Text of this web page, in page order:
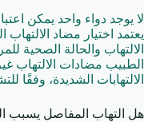
لا يوجد دواء واحد يمكن
يعتمد اختيار مضاد
الالتهاب والحالة
الطبيب مضادات الالتهاب
الالتهابات الشديدة، وفقًا
هل التهاب المفاصل يسبب